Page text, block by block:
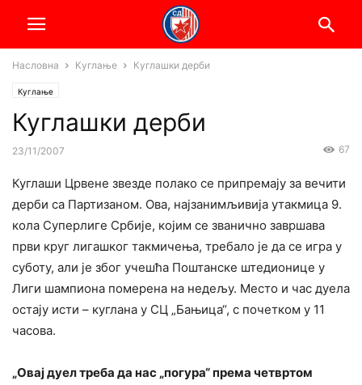
Насловна Куглање Куглашки дерби
Куглање
Куглашки дерби
23/11/2007 67
Куглаши Црвене звезде полако се припремају за вечити
дерби са Партизаном. Ова, најзанимљивија утакмица 9.
кола Суперлиге Србије, којим се званично завршава
први круг лигашког такмичења, требало је да се игра у
суботу, али је због учешћа Поштанске штедионице у
Лиги шампиона померена на недељу. Место и час дуела
остају исти – куглана у СЦ „Бањица“, с почетком у 11
часова.
„Овај дуел треба да нас „погура“ према четвртом